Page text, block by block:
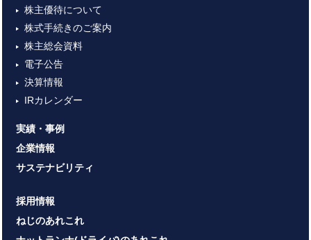
株主優待について
株式手続きのご案内
株主総会資料
電子公告
決算情報
IRカレンダー
実績・事例
企業情報
サステナビリティ
採用情報
ねじのあれこれ